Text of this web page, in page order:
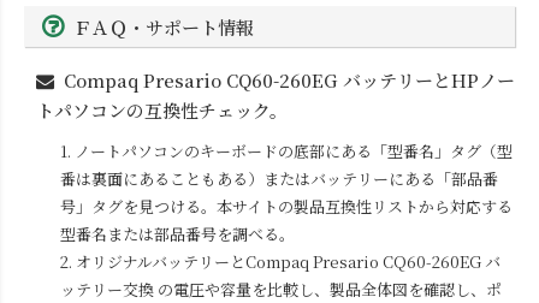
ＦＡＱ・サポート情報
Compaq Presario CQ60-260EGバッテリーとHPノー
トパソコンの互換性チェック。
1. ノートパソコンのキーボードの底部にある「型番名」タグ（型
番は裏面にあることもある）またはバッテリーにある「部品番
号」タグを見つける。本サイトの製品互換性リストから対応する
型番名または部品番号を調べる。
2. オリジナルバッテリーとCompaq Presario CQ60-260EG バ
ッテリー交換 の電圧や容量を比較し、製品全体図を確認し、ポ